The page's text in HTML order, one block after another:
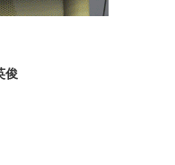
俊